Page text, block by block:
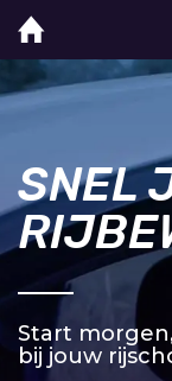
SNEL
Start
bij jouw